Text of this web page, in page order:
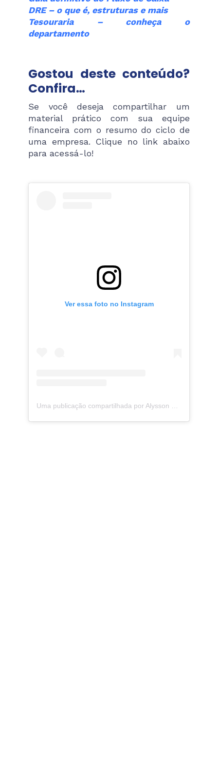
DRE – o que é, estruturas e mais
Tesouraria – conheça o
departamento
Gostou deste conteúdo?
Confira…
Se você deseja compartilhar um
material prático com sua equipe
financeira com o resumo do ciclo de
uma empresa. Clique no link abaixo
para acessá-lo!
Ver essa foto no Instagram